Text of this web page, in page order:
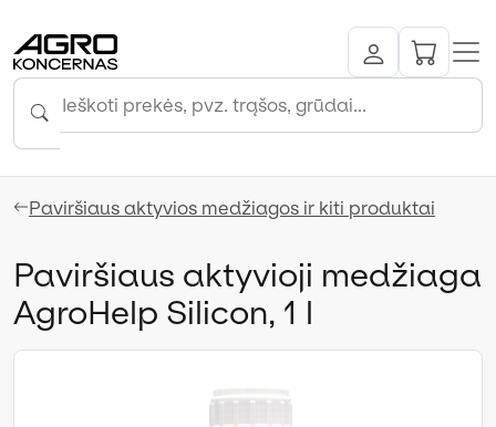
Paviršiaus aktyvios medžiagos ir kiti produktai
Paviršiaus aktyvioji medžiaga
AgroHelp Silicon, 1 l